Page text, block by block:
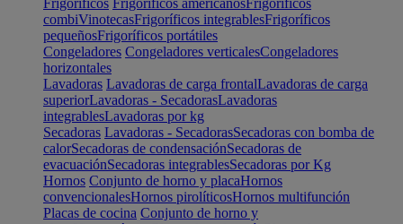
Frigoríficos Frigoríficos americanosFrigoríficos
combiVinotecasFrigoríficos integrablesFrigoríficos
pequeñosFrigoríficos portátiles
Congeladores Congeladores verticalesCongeladores
horizontales
Lavadoras Lavadoras de carga frontalLavadoras de carga
superiorLavadoras - SecadorasLavadoras
integrablesLavadoras por kg
Secadoras Lavadoras - SecadorasSecadoras con bomba de
calorSecadoras de condensaciónSecadoras de
evacuaciónSecadoras integrablesSecadoras por Kg
Hornos Conjunto de horno y placaHornos
convencionalesHornos pirolíticosHornos multifunción
Placas de cocina Conjunto de horno y